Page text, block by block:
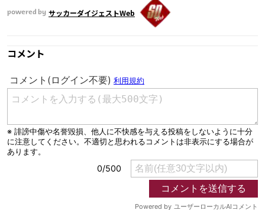
powered by サッカーダイジェストWeb
コメント